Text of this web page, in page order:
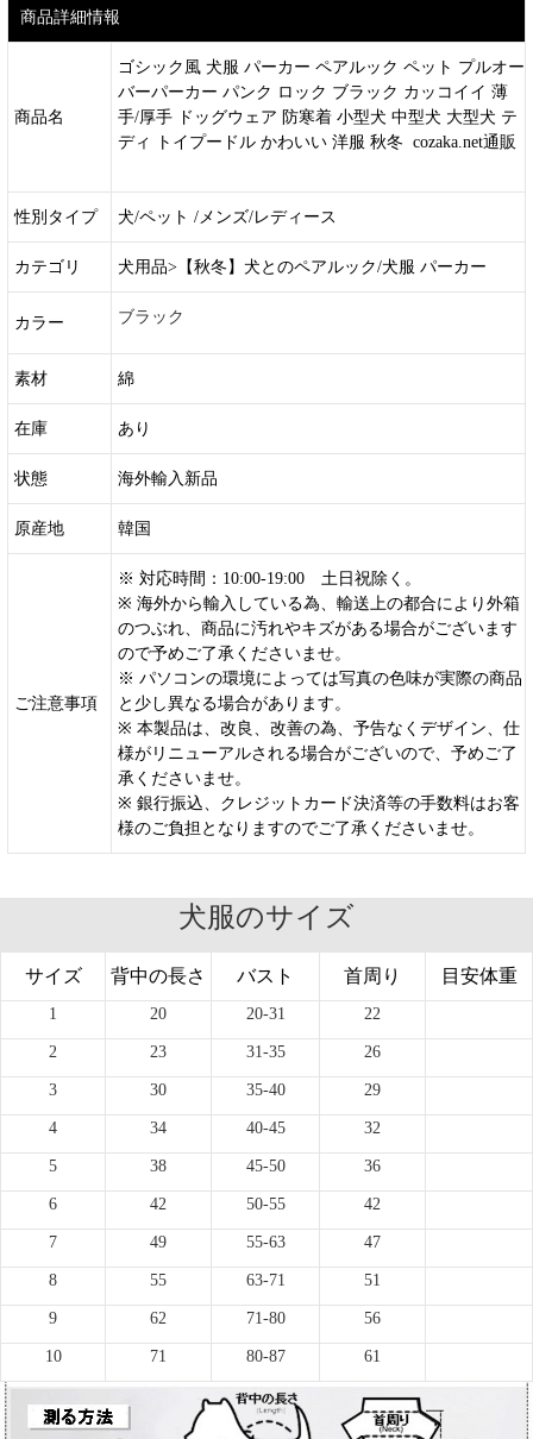
商品詳細情報
商品名
ゴシック風 犬服 パーカー ペアルック ペット プルオー
バーパーカー パンク ロック ブラック カッコイイ 薄
手/厚手 ドッグウェア 防寒着 小型犬 中型犬 大型犬 テ
ディ トイプードル かわいい 洋服 秋冬 cozaka.net通販
性別タイプ 犬/ペット /メンズ/レディース
カテゴリ 犬用品>【秋冬】犬とのペアルック/犬服 パーカー
カラー ブラック
素材 綿
在庫 あり
状態 海外輸入新品
原産地 韓国
ご注意事項
※ 対応時間：10:00-19:00 土日祝除く。
※ 海外から輸入している為、輸送上の都合により外箱
のつぶれ、商品に汚れやキズがある場合がございます
ので予めご了承くださいませ。
※ パソコンの環境によっては写真の色味が実際の商品
と少し異なる場合があります。
※ 本製品は、改良、改善の為、予告なくデザイン、仕
様がリニューアルされる場合がございので、予めご了
承くださいませ。
※ 銀行振込、クレジットカード決済等の手数料はお客
様のご負担となりますのでご了承くださいませ。
犬服のサイズ
サイズ 背中の長さ バスト 首周り 目安体重
1 20 20-31 22
2 23 31-35 26
3 30 35-40 29
4 34 40-45 32
5 38 45-50 36
6 42 50-55 42
7 49 55-63 47
8 55 63-71 51
9 62 71-80 56
10 71 80-87 61